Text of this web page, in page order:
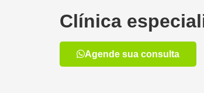
Clínica
Agende sua consulta